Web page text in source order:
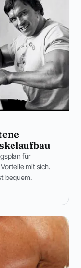
für
mit sich.
bequem.